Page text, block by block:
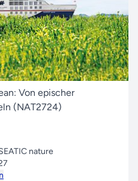
Von epischer
(NAT2724)
nature